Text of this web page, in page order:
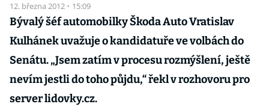
12. března 2012 · 15:09
Bývalý šéf automobilky Škoda Auto Vratislav
Kulhánek uvažuje o kandidatuře ve volbách do
Senátu. „Jsem zatím v procesu rozmýšlení, ještě
nevím jestli do toho půjdu,“ řekl v rozhovoru pro
server lidovky.cz.